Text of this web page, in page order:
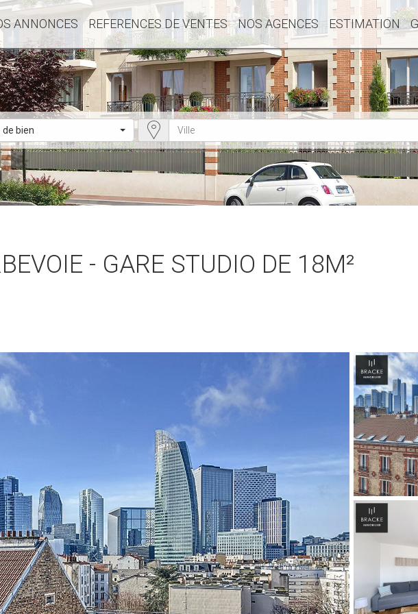
ANNONCES REFERENCES DE VENTES NOS AGENCES ESTIMATION
de bien
- GARE STUDIO DE 18M²